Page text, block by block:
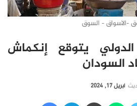
-الاسواق - السوق
يتوقع إنكماش
السودان
أبريل 17, 2024